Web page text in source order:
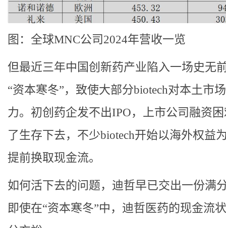
图：全球MNC公司2024年营收一览
但最近三年中国创新药产业陷入一场史无
“资本寒冬”，致使大部分biotech对本土市
力。初创药企发不出IPO，上市公司融资
了生存下去，不少biotech开始以海外权益
提前换取现金流。
如何活下去的问题，迪哲早已交出一份满
即使在“资本寒冬”中，迪哲医药的现金流